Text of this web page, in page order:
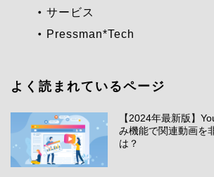
サービス
Pressman*Tech
よく読まれているページ
【2024年最新版】
み機能で関連動画を
は？